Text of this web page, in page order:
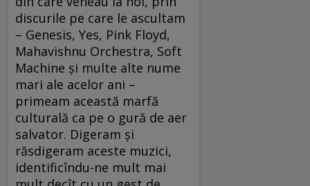
discurile pe care le ascultam
– Genesis, Yes, Pink Floyd,
Mahavishnu Orchestra, Soft
Machine şi multe alte nume
mari ale acelor ani –
primeam această marfă
culturală ca pe o gură de aer
salvator. Digeram şi
răsdigeram aceste muzici,
identificîndu-ne mult mai